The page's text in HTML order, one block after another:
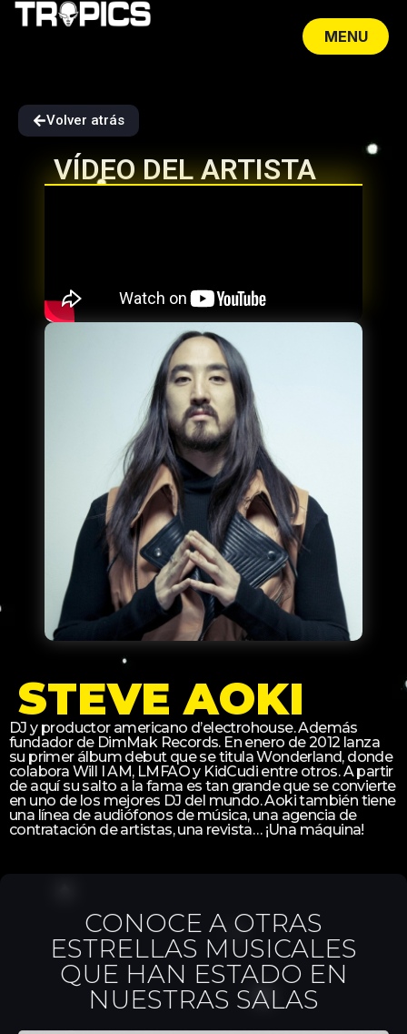
MENU
Volver atrás
VÍDEO DEL ARTISTA
STEVE AOKI
DJ y productor americano d’electrohouse. Además
fundador de DimMak Records. En enero de 2012 lanza
su primer álbum debut que se titula Wonderland, donde
colabora Will I AM, LMFAO y KidCudi entre otros. A partir
de aquí su salto a la fama es tan grande que se convierte
en uno de los mejores DJ del mundo. Aoki también tiene
una línea de audiófonos de música, una agencia de
contratación de artistas, una revista… ¡Una máquina!
CONOCE A OTRAS
ESTRELLAS MUSICALES
QUE HAN ESTADO EN
NUESTRAS SALAS